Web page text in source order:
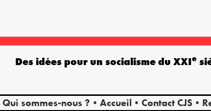
Qui sommes-nous ? Accueil Contact CJS
Des idées pour un socialisme du XXIe